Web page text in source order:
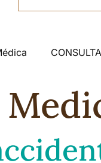
CONSULTA